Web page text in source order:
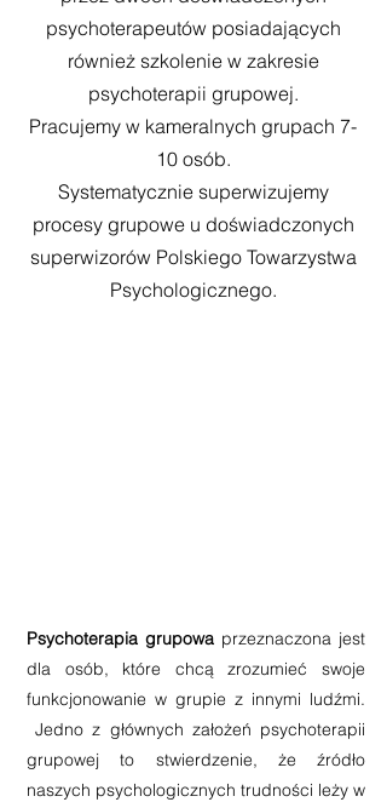
psychoterapeutów posiadających
również szkolenie w zakresie
psychoterapii grupowej.
Pracujemy w kameralnych grupach 7-
10 osób.
Systematycznie superwizujemy
procesy grupowe u doświadczonych
superwizorów Polskiego Towarzystwa
Psychologicznego.
Psychoterapia grupowa przeznaczona jest
dla osób, które chcą zrozumieć swoje
funkcjonowanie w grupie z innymi ludźmi.
Jedno z głównych założeń psychoterapii
grupowej to stwierdzenie, że źródło
naszych psychologicznych trudności leży w